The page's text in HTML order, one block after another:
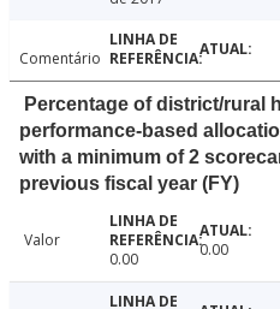
Comentário
Percentage of district/rural
performance-based
with a minimum of 2
previous fiscal year (FY)
Valor
0.00
0.00